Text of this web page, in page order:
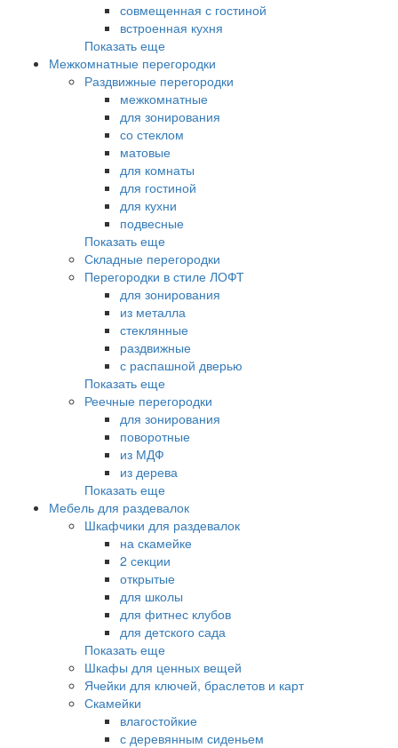
совмещенная с гостиной
встроенная кухня
Показать еще
Межкомнатные перегородки
Раздвижные перегородки
межкомнатные
для зонирования
со стеклом
матовые
для комнаты
для гостиной
для кухни
подвесные
Показать еще
Складные перегородки
Перегородки в стиле ЛОФТ
для зонирования
из металла
стеклянные
раздвижные
с распашной дверью
Показать еще
Реечные перегородки
для зонирования
поворотные
из МДФ
из дерева
Показать еще
Мебель для раздевалок
Шкафчики для раздевалок
на скамейке
2 секции
открытые
для школы
для фитнес клубов
для детского сада
Показать еще
Шкафы для ценных вещей
Ячейки для ключей, браслетов и карт
Скамейки
влагостойкие
с деревянным сиденьем